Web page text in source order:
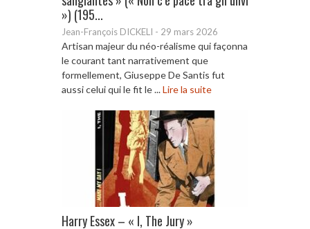
») (195...
Jean-François DICKELI - 29 mars 2026
Artisan majeur du néo-réalisme qui façonna
le courant tant narrativement que
formellement, Giuseppe De Santis fut
aussi celui qui le fit le ...Lire la suite
Harry Essex – « I, The Jury »